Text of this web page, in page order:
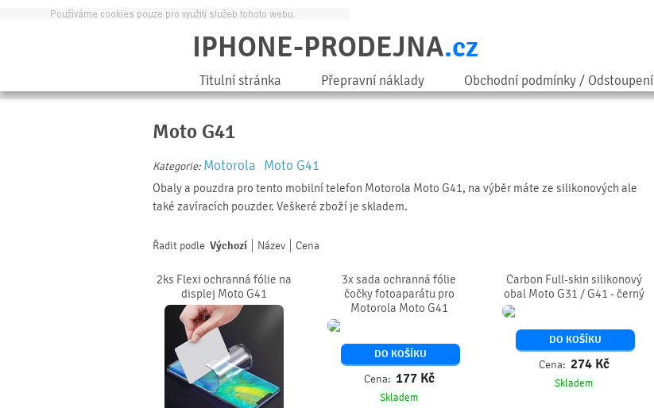
IPHONE-PRODEJNA.cz
Titulní stránka Přepravní náklady Obchodní podmínky / Odstoupení
Moto G41
Kategorie: Motorola Moto G41
Obaly a pouzdra pro tento mobilní telefon Motorola Moto G41, na výběr máte ze silikonových ale
také zavíracích pouzder. Veškeré zboží je skladem.
Řadit podle Výchozí Název Cena
2ks Flexi ochranná fólie na
displej Moto G41
3x sada ochranná fólie
čočky fotoaparátu pro
Motorola Moto G41
DO KOŠÍKU
Cena: 177 Kč
Skladem
Carbon Full-skin silikonový
obal Moto G31 / G41 - černý
DO KOŠÍKU
Cena: 274 Kč
Skladem